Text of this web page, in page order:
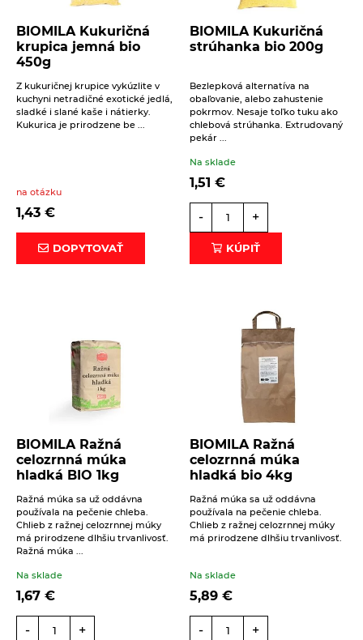
Eterické oleje
Éterické oleje na kulinárske účely
Keramické slniečko
Kúpele na detoxikáciu organizmu
Literatúra
Vankúše
BIOMILA Kukuričná
krupica jemná bio
450g
Z kukuričnej krupice vykúzlite v
kuchyni netradičné exotické jedlá,
sladké i slané kaše i nátierky.
Kukurica je prirodzene be ...
na otázku
1,43 €
DOPYTOVAŤ
BIOMILA Kukuričná
strúhanka bio 200g
Bezlepková alternatíva na
obaľovanie, alebo zahustenie
pokrmov. Nesaje toľko tuku ako
chlebová strúhanka. Extrudovaný
pekár ...
Na sklade
1,51 €
- +
KÚPIŤ
BIOMILA Ražná
celozrnná múka
hladká BIO 1kg
Ražná múka sa už oddávna
používala na pečenie chleba.
Chlieb z ražnej celozrnnej múky
má prirodzene dlhšiu trvanlivosť.
Ražná múka ...
Na sklade
1,67 €
- +
BIOMILA Ražná
celozrnná múka
hladká bio 4kg
Ražná múka sa už oddávna
používala na pečenie chleba.
Chlieb z ražnej celozrnnej múky
má prirodzene dlhšiu trvanlivosť.
Na sklade
5,89 €
- +